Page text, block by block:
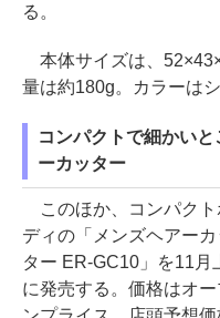
る。
本体サイズは、
量は約180g。カラーはシ
コンパクトで細かい
ーカッター
このほか、コンパクト
ディの「メンズヘアーカ
ター ER-GC10」を11月
に発売する。価格はオー